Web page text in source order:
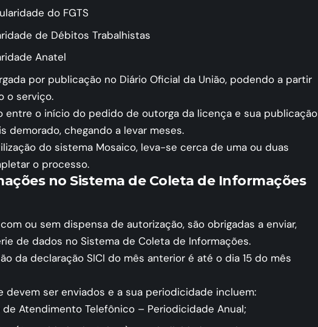
do FGTS
de Débitos Trabalhistas
Anatel
por publicação no Diário Oficial da União, podendo a partir
o serviço.
entre o início do pedido de outorga da licença e sua publicação
demorado, chegando a levar meses.
do sistema Mosaico, leva-se cerca de uma ou duas
o processo.
no Sistema de Coleta de Informações
ou sem dispensa de autorização, são obrigadas a enviar,
de dados no Sistema de Coleta de Informações.
da declaração SICI do mês anterior é até o dia 15 do mês
devem ser enviados e a sua periodicidade incluem:
Atendimento Telefônico – Periodicidade Anual;